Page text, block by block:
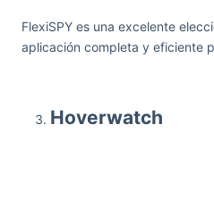
FlexiSPY es una excelente
aplicación completa y eficiente
Hoverwatch